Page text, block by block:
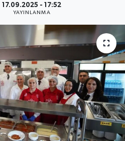
17.09.2025 - 17:52
YAYINLANMA